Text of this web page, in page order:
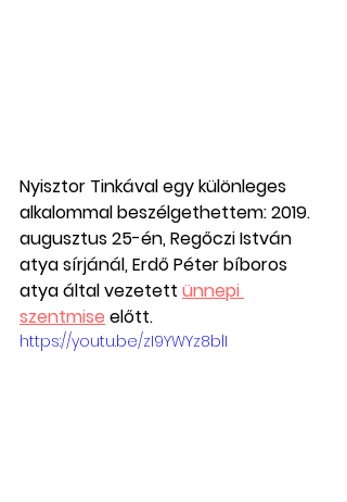
Nyisztor Tinkával egy különleges
alkalommal beszélgethettem: 2019.
augusztus 25-én, Regőczi István
atya sírjánál, Erdő Péter bíboros
atya által vezetett ünnepi
szentmise előtt.
https://youtu.be/zI9YWYz8blI